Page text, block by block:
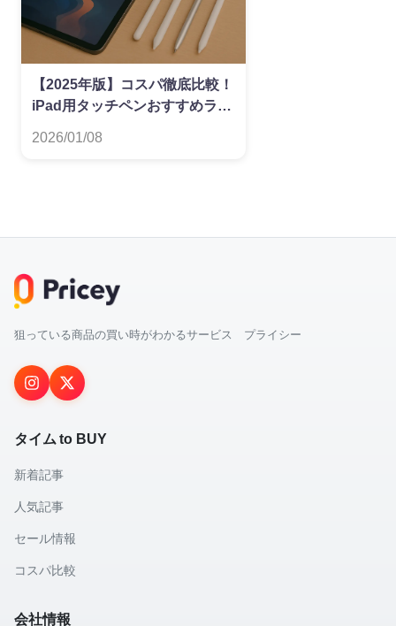
【2025年版】コスパ徹底比較！
iPad用タッチペンおすすめラン
2026/01/08
狙っている商品の買い時がわかるサービス プライシー
タイム to BUY
新着記事
人気記事
セール情報
コスパ比較
会社情報